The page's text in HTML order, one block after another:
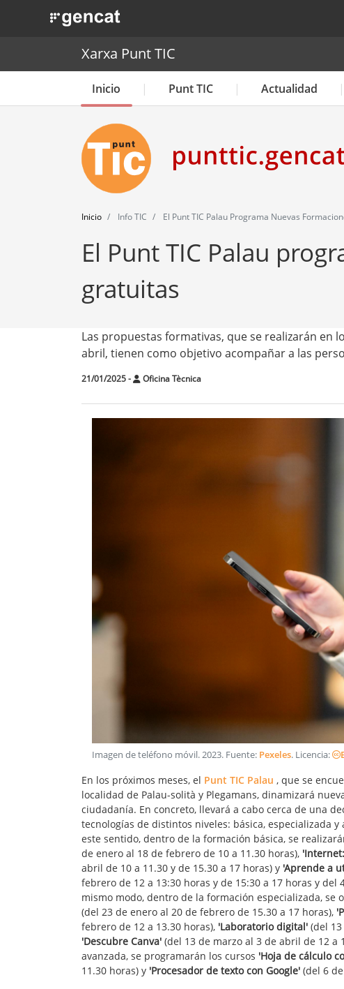
. Obre en una nova finestra.
Xarxa Punt TIC
Inicio Punt TIC Actualidad
Inicio Info TIC El Punt TIC Palau Programa Nuevas
El Punt TIC Palau
gratuitas
Las propuestas formativas, que se realizarán en
abril, tienen como objetivo acompañar a las
21/01/2025- Oficina Tècnica
Imagen de teléfono móvil.2023. Fuente: Pexeles. Licencia:
En los próximos meses, el Punt TIC Palau , que se
localidad de Palau-solità y Plegamans, dinamizará
ciudadanía. En concreto, llevará a cabo cerca de una
tecnologías de distintos niveles: básica, especializada
este sentido, dentro de la formación básica, se
de enero al 18 de febrero de 10 a 11.30 horas),
abril de 10 a 11.30 y de 15.30 a 17 horas) y 'Aprende a
febrero de 12 a 13:30 horas y de 15:30 a 17 horas y
mismo modo, dentro de la formación especializada, se
(del 23 de enero al 20 de febrero de 15.30 a 17 horas),
febrero de 12 a 13.30 horas), 'Laboratorio digital' (del
'Descubre Canva' (del 13 de marzo al 3 de abril de 12 a
avanzada, se programarán los cursos 'Hoja de cálculo
11.30 horas) y 'Procesador de texto con Google' (del 6